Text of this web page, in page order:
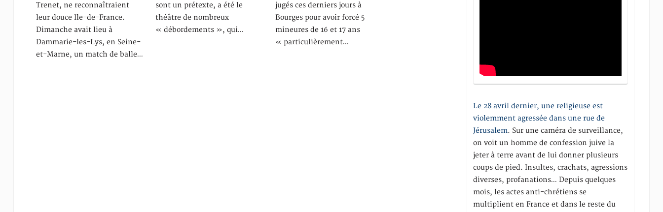
Trenet, ne reconnaîtraient
leur douce Ile-de-France.
Dimanche avait lieu à
Dammarie-les-Lys, en Seine-
et-Marne, un match de balle…
sont un prétexte, a été le
théâtre de nombreux
« débordements », qui…
jugés ces derniers jours à
Bourges pour avoir forcé 5
mineures de 16 et 17 ans
« particulièrement…
Le 28 avril dernier, une religieuse est
violemment agressée dans une rue de
Jérusalem. Sur une caméra de surveillance,
on voit un homme de confession juive la
jeter à terre avant de lui donner plusieurs
coups de pied. Insultes, crachats, agressions
diverses, profanations… Depuis quelques
mois, les actes anti-chrétiens se
multiplient en France et dans le reste du